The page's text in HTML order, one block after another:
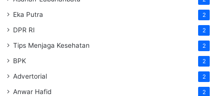
Eka Putra 2
DPR RI 2
Tips Menjaga Kesehatan 2
BPK 2
Advertorial 2
Anwar Hafid 2